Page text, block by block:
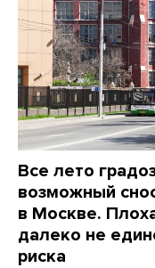
Все лето
возможный
в Москве.
далеко не
риска